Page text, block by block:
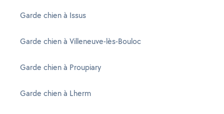
Garde chien à Issus
Garde chien à Villeneuve-lès-Bouloc
Garde chien à Proupiary
Garde chien à Lherm